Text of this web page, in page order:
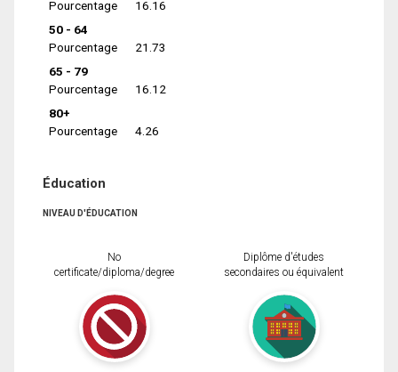
Pourcentage
16.16
50 - 64
Pourcentage
21.73
65 - 79
Pourcentage
16.12
80+
Pourcentage
4.26
Éducation
NIVEAU D'ÉDUCATION
No
certificate/diploma/degree
Diplôme d'études
secondaires ou équivalent